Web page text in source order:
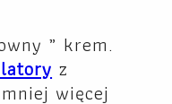
” krem.
z
więcej